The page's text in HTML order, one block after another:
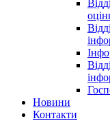
Новини
Контакти